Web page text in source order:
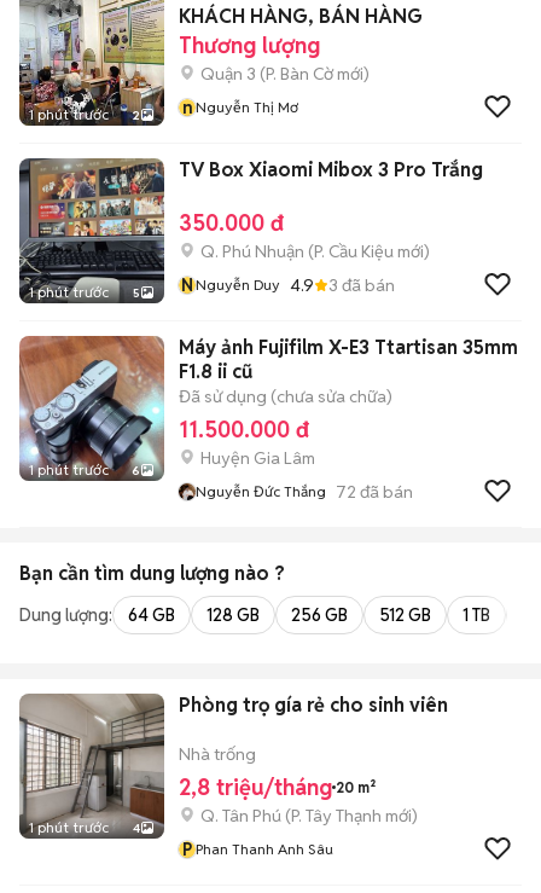
1 phút trước 2
KHÁCH HÀNG, BÁN HÀNG
Thương lượng
Quận 3 (P. Bàn Cờmới)
nNguyễn Thị Mơ
1 phút trước 5
TV Box Xiaomi Mibox 3 Pro Trắng
350.000 đ
Q. Phú Nhuận (P. Cầu Kiệu mới)
NNguyễn Duy 4.9 3 đã bán
1 phút trước 6
Máy ảnh Fujifilm X-E3 Ttartisan 35mm
F1.8 ii cũ
Đã sử dụng (chưa sửa chữa)
11.500.000 đ
Huyện Gia Lâm
Nguyễn Đức Thắng 72 đã bán
Bạn cần tìm dung lượng nào ?
Dung lượng: 64 GB 128 GB 256 GB 512 GB 1 TB
1 phút trước 4
Phòng trọ gía rẻ cho sinh viên
Nhà trống
2,8 triệu/tháng 20 m²
Q. Tân Phú (P. Tây Thạnh mới)
P Phan Thanh Anh Sâu